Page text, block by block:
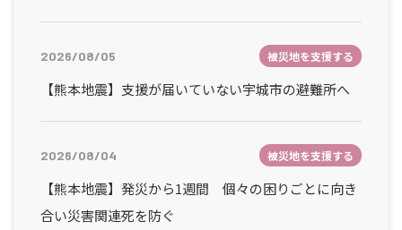
2026/08/05 被災地を支援する
【熊本地震】支援が届いていない宇城市の避難所へ
2026/08/04 被災地を支援する
【熊本地震】発災から1週間 個々の困りごとに向き
合い災害関連死を防ぐ